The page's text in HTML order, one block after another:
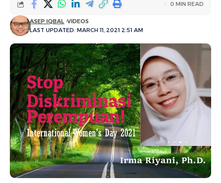
LAST UPDATED: MARCH 11, 2021 2:51 AM
ASEP IQBAL VIDEOS
0 MIN READ